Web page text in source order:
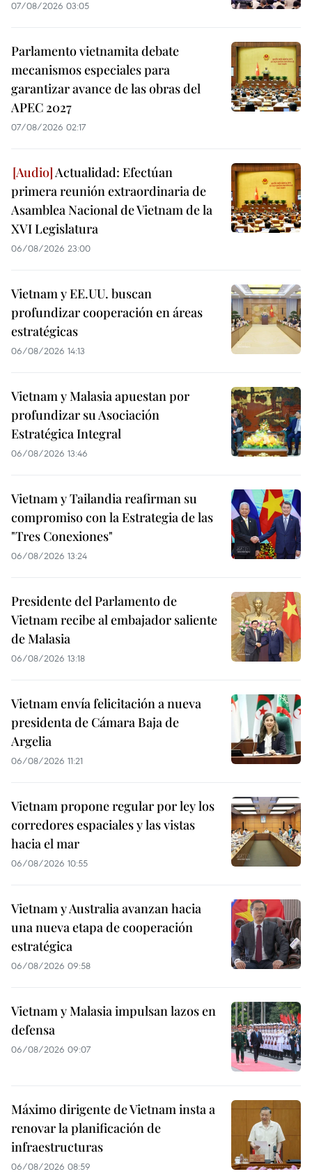
07/08/2026 03:05
Parlamento vietnamita debate
mecanismos especiales para
garantizar avance de las obras del
APEC 2027
07/08/2026 02:17
Actualidad: Efectúan
primera reunión extraordinaria de
Asamblea Nacional de Vietnam de la
XVI Legislatura
06/08/2026 23:00
Vietnam y EE.UU. buscan
profundizar cooperación en áreas
estratégicas
06/08/2026 14:13
Vietnam y Malasia apuestan por
profundizar su Asociación
Estratégica Integral
06/08/2026 13:46
Vietnam y Tailandia reafirman su
compromiso con la Estrategia de las
"Tres Conexiones"
06/08/2026 13:24
Presidente del Parlamento de
Vietnam recibe al embajador saliente
de Malasia
06/08/2026 13:18
Vietnam envía felicitación a nueva
presidenta de Cámara Baja de
Argelia
06/08/2026 11:21
Vietnam propone regular por ley los
corredores espaciales y las vistas
hacia el mar
06/08/2026 10:55
Vietnam y Australia avanzan hacia
una nueva etapa de cooperación
estratégica
06/08/2026 09:58
Vietnam y Malasia impulsan lazos en
defensa
06/08/2026 09:07
Máximo dirigente de Vietnam insta a
renovar la planificación de
infraestructuras
06/08/2026 08:59